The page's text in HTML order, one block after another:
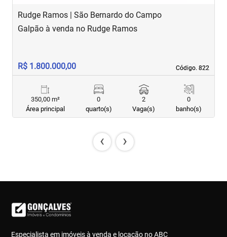
Rudge Ramos | São Bernardo do Campo
Código. 822
Código. 822
Galpão à venda no Rudge Ramos
R$ 1.800.000,00
350,00 m²
Área principal
0
quarto(s)
2
Vaga(s)
0
banho(s)
‹ ›
Especialista em imóveis à venda e locação no ABC